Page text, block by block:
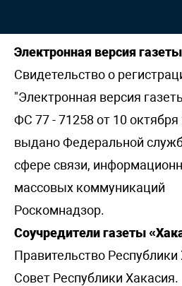
Электронная версия
Свидетельство о
"Электронная версия
ФС 77 - 71258 от 10 октября
выдано Федеральной
сфере связи,
массовых коммуникаций
Роскомнадзор.
Соучредители газеты
Правительство
Совет Республики Хакасия.